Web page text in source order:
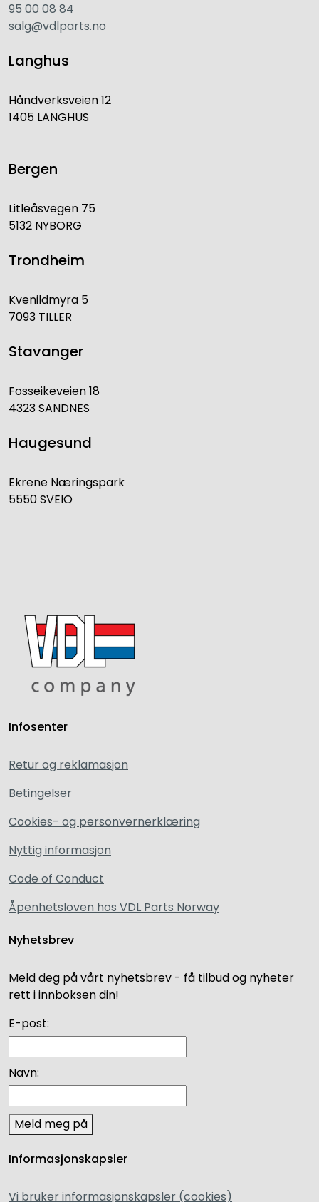
95 00 08 84
salg@vdlparts.no
Langhus
Håndverksveien 12
1405 LANGHUS
Bergen
Litleåsvegen 75
5132 NYBORG
Trondheim
Kvenildmyra 5
7093 TILLER
Stavanger
Fosseikeveien 18
4323 SANDNES
Haugesund
Ekrene Næringspark
5550 SVEIO
Infosenter
Retur og reklamasjon
Betingelser
Cookies- og personvernerklæring
Nyttig informasjon
Code of Conduct
Åpenhetsloven hos VDL Parts Norway
Nyhetsbrev
Meld deg på vårt nyhetsbrev - få tilbud og nyheter
rett i innboksen din!
E-post:
Navn:
Meld meg på
Informasjonskapsler
Vi bruker informasjonskapsler (cookies)